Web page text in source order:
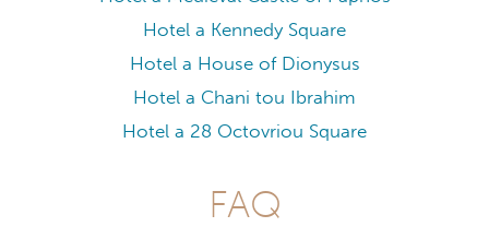
Hotel a Kennedy Square
Hotel a House of Dionysus
Hotel a Chani tou Ibrahim
Hotel a 28 Octovriou Square
FAQ